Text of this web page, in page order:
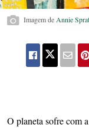
Imagem de Annie
O planeta sofre com